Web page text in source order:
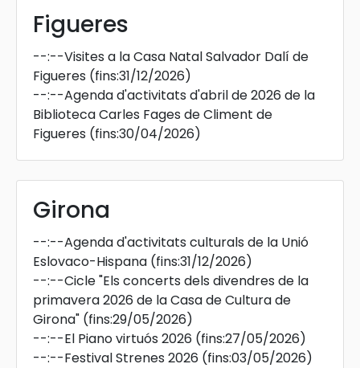
Figueres
--:--Visites a la Casa Natal Salvador Dalí de
Figueres (fins:31/12/2026)
--:--Agenda d'activitats d'abril de 2026 de la
Biblioteca Carles Fages de Climent de
Figueres (fins:30/04/2026)
Girona
--:--Agenda d'activitats culturals de la Unió
Eslovaco-Hispana (fins:31/12/2026)
--:--Cicle "Els concerts dels divendres de la
primavera 2026 de la Casa de Cultura de
Girona" (fins:29/05/2026)
--:--El Piano virtuós 2026 (fins:27/05/2026)
--:--Festival Strenes 2026 (fins:03/05/2026)